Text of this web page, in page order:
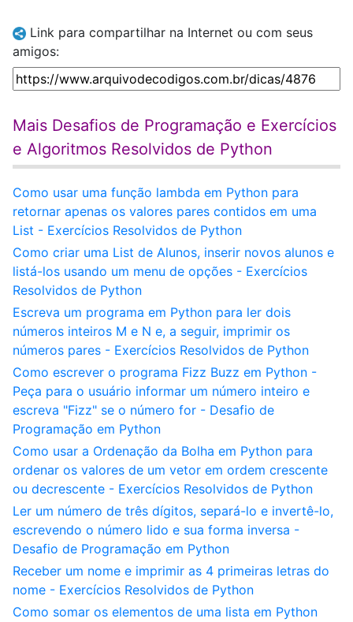
Link para compartilhar na Internet ou com seus
amigos:
Mais Desafios de Programação e Exercícios
e Algoritmos Resolvidos de Python
Como usar uma função lambda em Python para
retornar apenas os valores pares contidos em uma
List - Exercícios Resolvidos de Python
Como criar uma List de Alunos, inserir novos alunos e
listá-los usando um menu de opções - Exercícios
Resolvidos de Python
Escreva um programa em Python para ler dois
números inteiros M e N e, a seguir, imprimir os
números pares - Exercícios Resolvidos de Python
Como escrever o programa Fizz Buzz em Python -
Peça para o usuário informar um número inteiro e
escreva "Fizz" se o número for - Desafio de
Programação em Python
Como usar a Ordenação da Bolha em Python para
ordenar os valores de um vetor em ordem crescente
ou decrescente - Exercícios Resolvidos de Python
Ler um número de três dígitos, separá-lo e invertê-lo,
escrevendo o número lido e sua forma inversa -
Desafio de Programação em Python
Receber um nome e imprimir as 4 primeiras letras do
nome - Exercícios Resolvidos de Python
Como somar os elementos de uma lista em Python